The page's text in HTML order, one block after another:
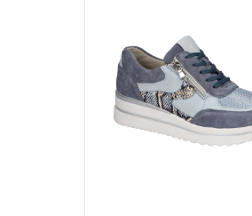
options
may
be
chosen
on